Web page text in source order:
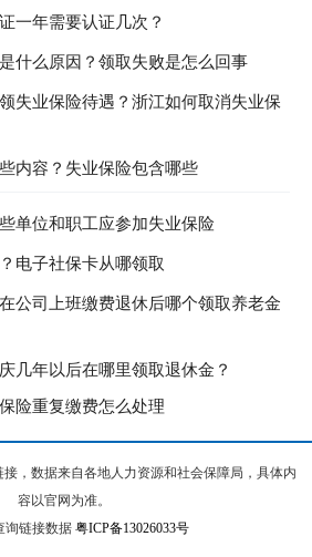
一年需要认证几次？
什么原因？领取失败是怎么回事
失业保险待遇？浙江如何取消失业保
内容？失业保险包含哪些
单位和职工应参加失业保险
电子社保卡从哪领取
公司上班缴费退休后哪个领取养老金
几年以后在哪里领取退休金？
险重复缴费怎么处理
，数据来自各地人力资源和社会保障局，具体内
容以官网为准。
询链接数据 粤ICP备13026033号